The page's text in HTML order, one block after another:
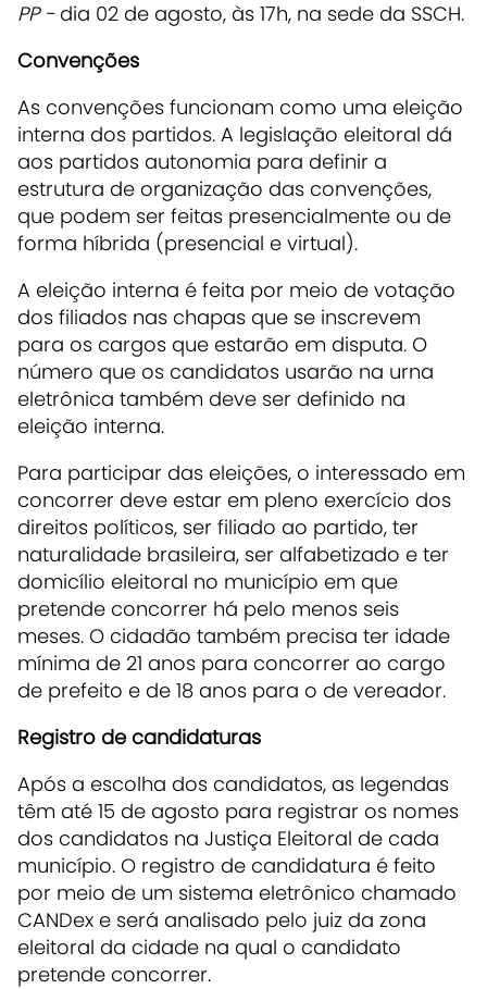
PP - dia 02 de agosto, às 17h, na sede da SSCH.
Convenções
As convenções funcionam como uma eleição
interna dos partidos. A legislação eleitoral dá
aos partidos autonomia para definir a
estrutura de organização das convenções,
que podem ser feitas presencialmente ou de
forma híbrida (presencial e virtual).
A eleição interna é feita por meio de votação
dos filiados nas chapas que se inscrevem
para os cargos que estarão em disputa. O
número que os candidatos usarão na urna
eletrônica também deve ser definido na
eleição interna.
Para participar das eleições, o interessado em
concorrer deve estar em pleno exercício dos
direitos políticos, ser filiado ao partido, ter
naturalidade brasileira, ser alfabetizado e ter
domicílio eleitoral no município em que
pretende concorrer há pelo menos seis
meses. O cidadão também precisa ter idade
mínima de 21 anos para concorrer ao cargo
de prefeito e de 18 anos para o de vereador.
Registro de candidaturas
Após a escolha dos candidatos, as legendas
têm até 15 de agosto para registrar os nomes
dos candidatos na Justiça Eleitoral de cada
município. O registro de candidatura é feito
por meio de um sistema eletrônico chamado
CANDex e será analisado pelo juiz da zona
eleitoral da cidade na qual o candidato
pretende concorrer.